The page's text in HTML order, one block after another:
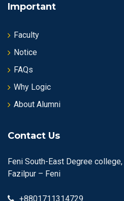
Important
Faculty
Notice
FAQs
Why Logic
About Alumni
Contact Us
Feni South-East Degree
Fazilpur – Feni
+8801711314729